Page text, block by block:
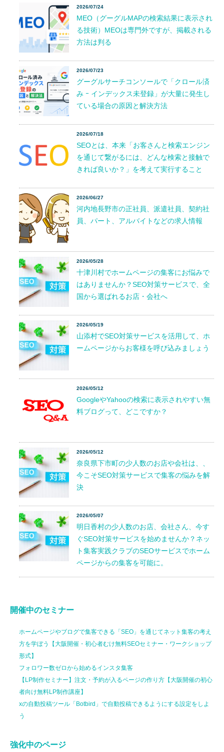
2026/07/24
MEO（グーグルMAPの検索結果に表示され
る技術）MEOは専門外ですが、掲載される
方法は判る
2026/07/23
グーグルサーチコンソールで「クロール済
み ｰ インデックス未登録」が大量に発生し
ている場合の原因と解決方法
2026/07/18
SEOとは、本来「お客さんと検索エンジン
を通じて繋がるには、どんな検索と接触で
きれば良いか？」を考えて実行すること
2026/06/27
河内地長野市の正社員、派遣社員、契約社
員、パート、アルバイトなどの求人情報
2026/05/28
十津川村でホームページの集客にお悩みで
はありませんか？SEO対策サービスで、全
国から選ばれるお店・会社へ
2026/05/19
山添村でSEO対策サービスを活用して、ホ
ームページからお客様を呼び込みましょう
2026/05/12
GoogleやYahooの検索に表示されやすい無
料ブログって、どこですか？
2026/05/12
奈良県下市町の少人数のお店や会社は、、
今こそSEO対策サービスで集客の悩みを解
決
2026/05/07
明日香村の少人数のお店、会社さん、今す
ぐSEO対策サービスを始めませんか？ネッ
ト集客実践クラブのSEOサービスでホーム
ページからの集客を可能に。
開催中のセミナー
ホームページやブログで集客できる「SEO」を通じてネット集客の考え
方を学ぼう【大阪開催・初心者むけ無料SEOセミナー・ワークショップ
形式】
フォロワー数ゼロから始めるインスタ集客
【LP制作セミナー】注文・予約が入るページの作り方【大阪開催の初心
者向け無料LP制作講座】
xの自動投稿ツール「Botbird」で自動投稿できるようにする設定をしよ
う
強化中のページ